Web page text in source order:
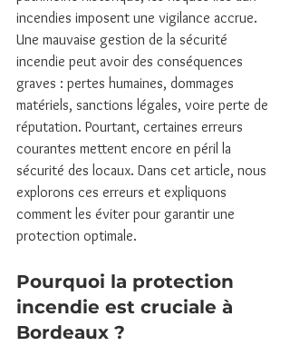
incendies imposent une vigilance accrue.
Une mauvaise gestion de la sécurité
incendie peut avoir des conséquences
graves : pertes humaines, dommages
matériels, sanctions légales, voire perte de
réputation. Pourtant, certaines erreurs
courantes mettent encore en péril la
sécurité des locaux. Dans cet article, nous
explorons ces erreurs et expliquons
comment les éviter pour garantir une
protection optimale.
Pourquoi la protection
incendie est cruciale à
Bordeaux ?